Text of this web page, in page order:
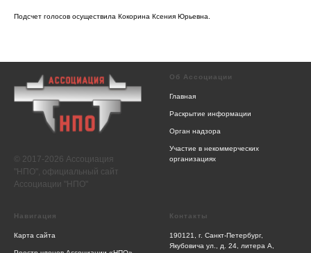
Подсчет голосов осуществила Кокорина Ксения Юрьевна.
© 2017-2026 Ассоциация
"НПО", официальный сайт
Ассоциации "НПО"
Об Ассоциации
Главная
Раскрытие информации
Орган надзора
Участие в некоммерческих
организациях
Навигация
Карта сайта
Контакты
190121, г. Санкт-Петербург,
Якубовича ул., д. 24, литера А,